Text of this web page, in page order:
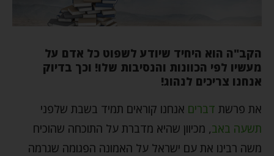
הקב"ה הוא היחיד שיודע לשפוט כל אדם על
מעשיו לפי הכוונות והנסיבות שלו! וכך בדיוק
אנחנו צריכים לנהוג!
את פרשת דברים אנחנו קוראים תמיד בשבת שלפני
תשעה באב, מכיוון שהיא מדברת על התוכחה שהוכיח
משה רבינו את עם ישראל על האמונה הפגומה שגרמה